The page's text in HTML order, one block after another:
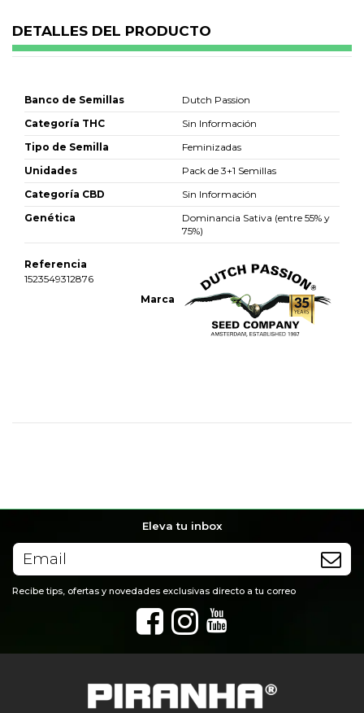
DETALLES DEL PRODUCTO
Banco de Semillas
Dutch Passion
Categoría THC
Sin Información
Tipo de Semilla
Feminizadas
Unidades
Pack de 3+1 Semillas
Categoría CBD
Sin Información
Genética
Dominancia Sativa (entre 55% y
75%)
Marca
Referencia
1523549312876
Eleva tu inbox
Recibe tips, ofertas y novedades exclusivas directo a tu correo